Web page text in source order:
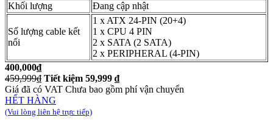
Khối lượng
Đang cập nhật
Số lượng cable kết
nối
1 x ATX 24-PIN (20+4)
1 x CPU 4 PIN
2 x SATA (2 SATA)
2 x PERIPHERAL (4-PIN)
400,000₫
459,999₫ Tiết kiệm 59,999 ₫
Giá đã có VAT Chưa bao gồm phí vận chuyển
HẾT HÀNG
(Vui lòng liên hệ trực tiếp)